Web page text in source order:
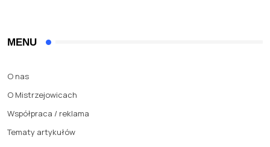
MENU
O nas
O Mistrzejowicach
Współpraca / reklama
Tematy artykułów